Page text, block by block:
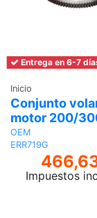
Entrega en 6-7
Inicio
Conjunto
motor 200/
OEM
ERR719G
Impuestos